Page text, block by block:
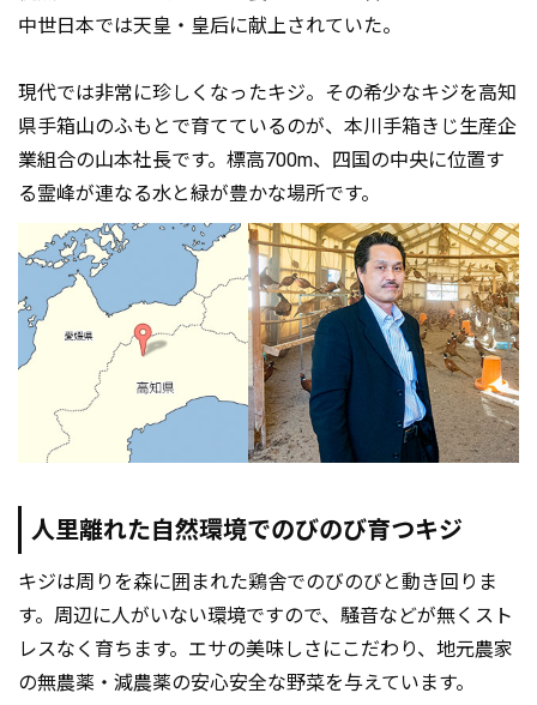
中世日本では天皇・皇后に献上されていた。
現代では非常に珍しくなったキジ。その希少なキジを高知
県手箱山のふもとで育てているのが、本川手箱きじ生産企
業組合の山本社長です。標高700m、四国の中央に位置す
る霊峰が連なる水と緑が豊かな場所です。
人里離れた自然環境でのびのび育つキジ
キジは周りを森に囲まれた鶏舎でのびのびと動き回りま
す。周辺に人がいない環境ですので、騒音などが無くスト
レスなく育ちます。エサの美味しさにこだわり、地元農家
の無農薬・減農薬の安心安全な野菜を与えています。